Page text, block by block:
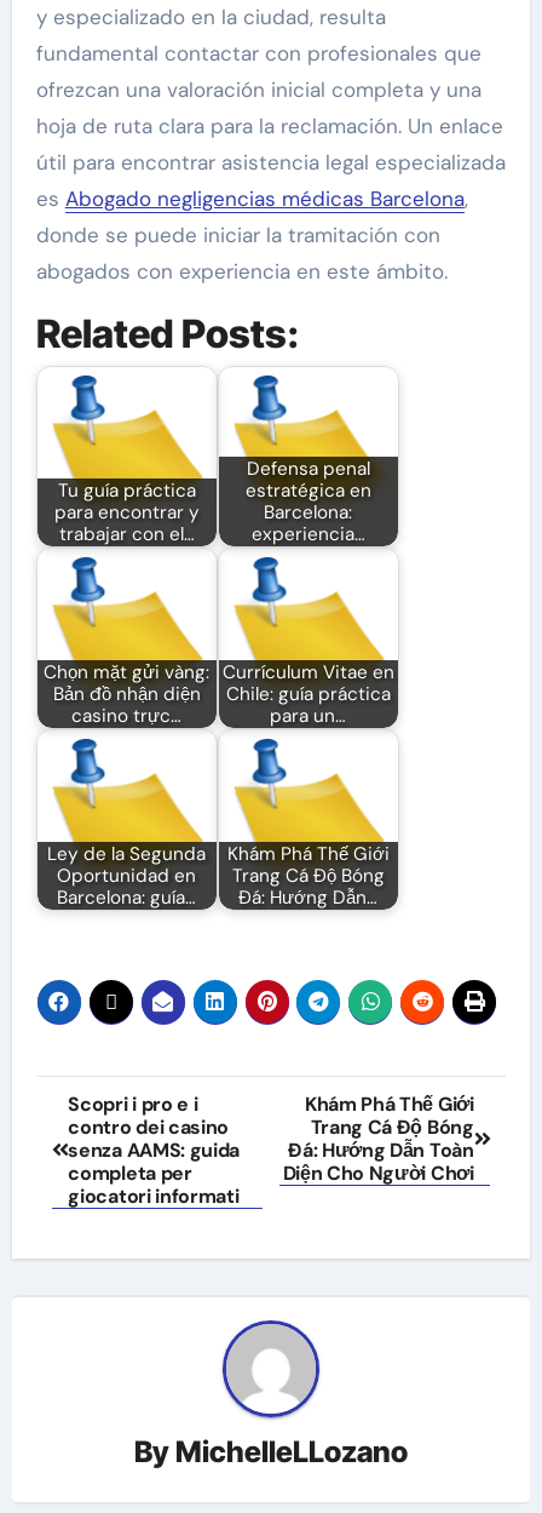
y especializado en la ciudad, resulta
fundamental contactar con profesionales que
ofrezcan una valoración inicial completa y una
hoja de ruta clara para la reclamación. Un enlace
útil para encontrar asistencia legal especializada
es Abogado negligencias médicas Barcelona,
donde se puede iniciar la tramitación con
abogados con experiencia en este ámbito.
Related Posts:
Tu guía práctica
para encontrar y
trabajar con el…
Defensa penal
estratégica en
Barcelona:
experiencia…
Chọn mặt gửi vàng:
Bản đồ nhận diện
casino trực…
Currículum Vitae en
Chile: guía práctica
para un…
Ley de la Segunda
Oportunidad en
Barcelona: guía…
Khám Phá Thế Giới
Trang Cá Độ Bóng
Đá: Hướng Dẫn…
Post
navigation
Scopri i pro e i
contro dei casino
senza AAMS: guida
completa per
giocatori informati
Khám Phá Thế Giới
Trang Cá Độ Bóng
Đá: Hướng Dẫn Toàn
Diện Cho Người Chơi
By MichelleLLozano